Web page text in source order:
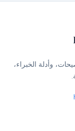
وأدلة الخبراء،